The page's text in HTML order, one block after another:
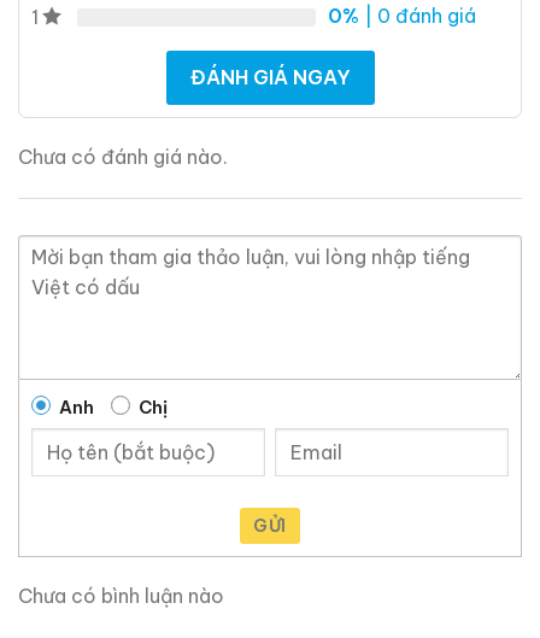
700ml / 40%
0,0 (0 đánh giá)
3.660.000₫
0,0
Tại sao tin tưởng ruouxachtay.com
1
0% | 0 đánh giá
ĐÁNH GIÁ NGAY
Chưa có đánh giá nào.
Anh Chị
GỬI
Chưa có bình luận nào